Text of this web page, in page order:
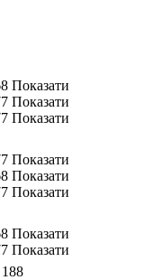
Показати
Показати
Показати
Показати
Показати
Показати
Показати
Показати